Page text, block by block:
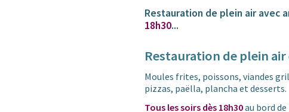
Restauration de plein air avec
18h30...
Restauration de plein
Moules frites, poissons, viandes
pizzas, paëlla, plancha et desserts.
Tous les soirs dès 18h30au bord